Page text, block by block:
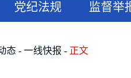
党纪法规 监督举
态 一线快报 正文